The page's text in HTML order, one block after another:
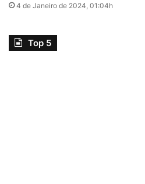
4 de Janeiro de 2024, 01:04h
Top 5